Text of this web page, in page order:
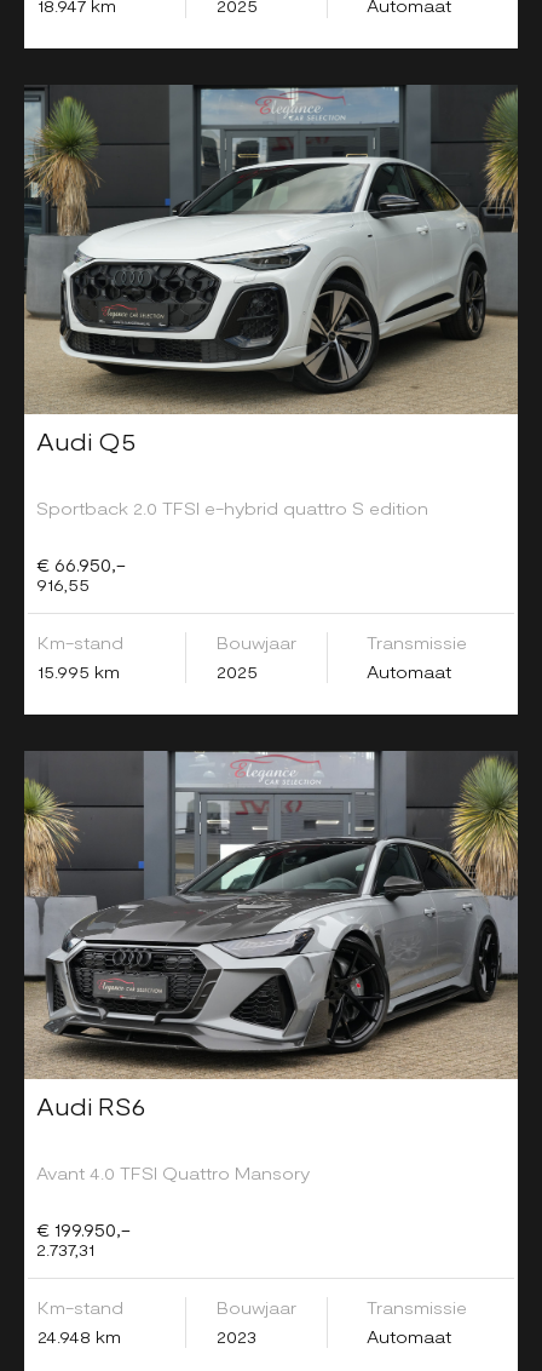
18.947 km
2025
Automaat
Audi Q5
Sportback 2.0 TFSI e-hybrid quattro S edition
€ 66.950,-
916,55
Km-stand
15.995 km
Bouwjaar
2025
Transmissie
Automaat
Audi RS6
Avant 4.0 TFSI Quattro Mansory
€ 199.950,-
2.737,31
Km-stand
24.948 km
Bouwjaar
2023
Transmissie
Automaat